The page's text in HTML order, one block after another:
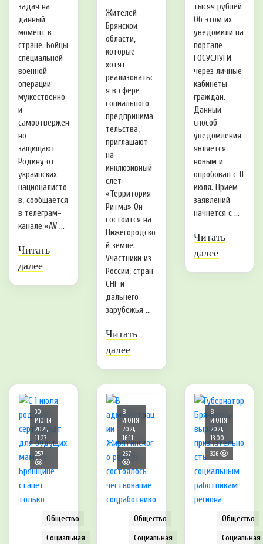
задач на
данный
момент в
стране. Бойцы
специальной
военной
операции
мужественно
и
самоотвержен
но
защищают
Родину от
украинских
националисто
в, сообщается
в телеграм-
канале «AV ...
Читать
далее
Жителей
Брянской
области,
которые
хотят
реализоватьс
я в сфере
социального
предпринима
тельства,
приглашают
на
инклюзивный
слет
«Территория
Ритма» Он
состоится на
Нижегородско
й земле.
Участники из
России, стран
СНГ и
дальнего
зарубежья ...
Читать
далее
тысяч рублей
Об этом их
уведомили на
портале
ГОСУСЛУГИ
через личные
кабинеты
граждан.
Данный
способ
уведомления
является
новым и
опробован с 11
июля. Прием
заявлений
начнется с ...
Читать
далее
30
ИЮНЯ
2021,
11:27
257
Общество
Социальная
8
ИЮНЯ
2021,
16:11
257
Общество
Социальная
8
ИЮНЯ
2021,
13:00
326
Общество
Социальная